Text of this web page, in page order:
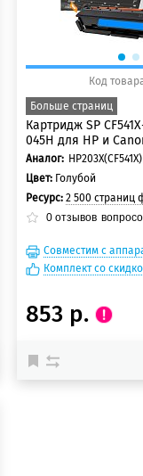
Код
Больше страниц
Картридж SP
045H для HP и
Аналог:
Цвет: Голубой
Ресурс: 2 500 страниц формата
0 отзывов
Совместим с
Комплект со
853 р.